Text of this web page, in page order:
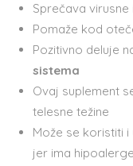
Sprečava virusne
Pomaže kod
Pozitivno deluje
sistema
Ovaj suplement
telesne težine
Može se koristiti i
jer ima